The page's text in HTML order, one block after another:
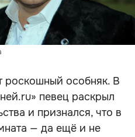
роскошный особняк. В
певец раскрыл
и признался, что в
— да ещё и не